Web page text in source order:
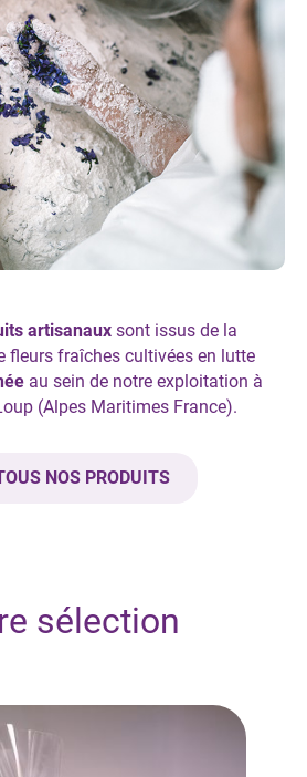
artisanaux sont issus de la
fleurs fraîches cultivées en lutte
au sein de notre exploitation à
(Alpes Maritimes France).
NOS PRODUITS
sélection